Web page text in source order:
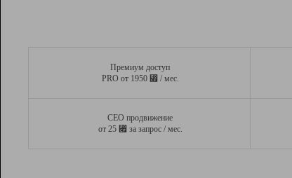
Премиум доступ
PRO от 1950 ⃏ / мес.
СЕО продвижение
от 25 ⃏ за запрос / мес.